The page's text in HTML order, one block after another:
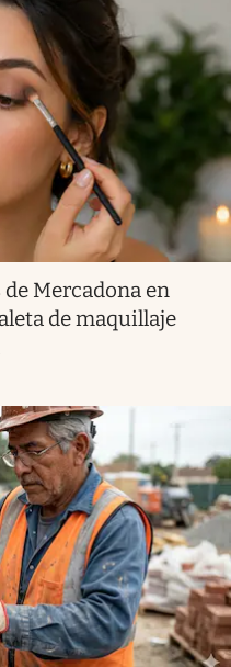
de Mercadona en
de maquillaje